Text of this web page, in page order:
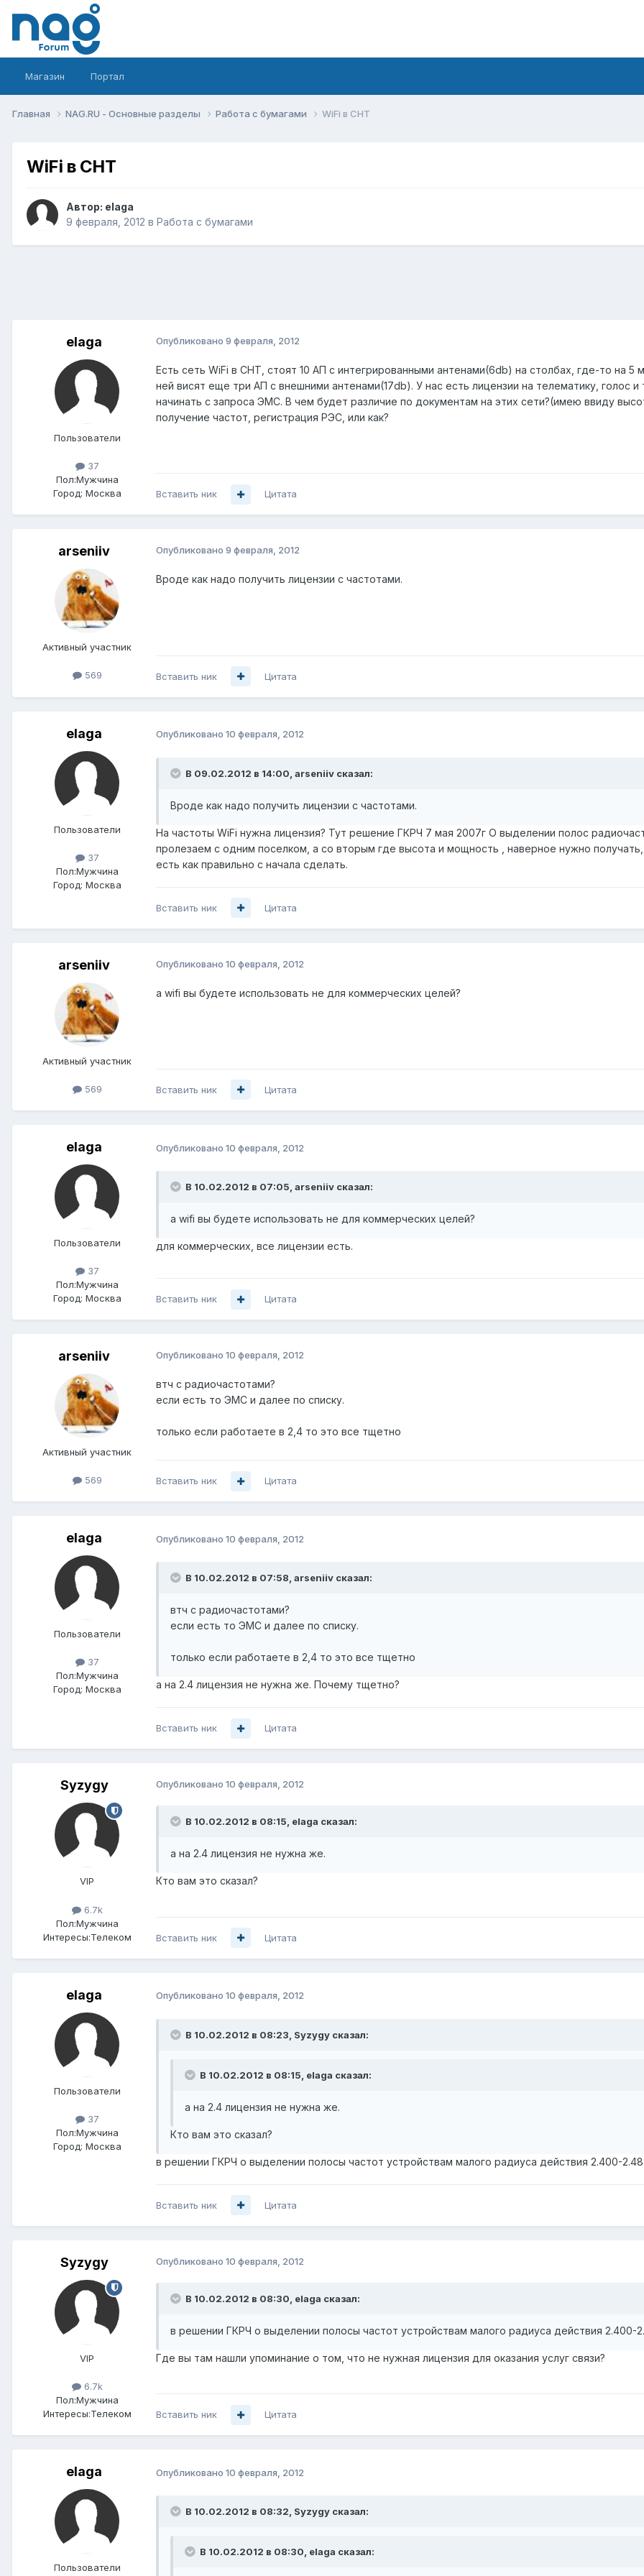
Магазин Портал
Главная NAG.RU - Основные разделы Работа с бумагами WiFi в СНТ
WiFi в СНТ
Автор: elaga
9 февраля, 2012 в Работа с бумагами
elaga
Пользователи
37
Пол:Мужчина
Город: Москва
Опубликовано 9 февраля, 2012
Есть сеть WiFi в СНТ, стоят 10 АП с интегрированными антенами(6db) на столбах, где-то на
ней висят еще три АП с внешними антенами(17db). У нас есть лицензии на телематику, голос
начинать с запроса ЭМС. В чем будет различие по документам на этих сети?(имею ввиду
получение частот, регистрация РЭС, или как?
Вставить ник Цитата
arseniiv
Активный участник
569
Опубликовано 9 февраля, 2012
Вроде как надо получить лицензии с частотами.
Вставить ник Цитата
elaga
Пользователи
37
Пол:Мужчина
Город: Москва
Опубликовано 10 февраля, 2012
В 09.02.2012 в 14:00, arseniiv сказал:
Вроде как надо получить лицензии с частотами.
На частоты WiFi нужна лицензия? Тут решение ГКРЧ 7 мая 2007г О выделении полос
пролезаем с одним поселком, а со вторым где высота и мощность , наверное нужно
есть как правильно с начала сделать.
Вставить ник Цитата
arseniiv
Активный участник
569
Опубликовано 10 февраля, 2012
а wifi вы будете использовать не для коммерческих целей?
Вставить ник Цитата
elaga
Пользователи
37
Пол:Мужчина
Город: Москва
Опубликовано 10 февраля, 2012
В 10.02.2012 в 07:05, arseniiv сказал:
а wifi вы будете использовать не для коммерческих целей?
для коммерческих, все лицензии есть.
Вставить ник Цитата
arseniiv
Активный участник
569
Опубликовано 10 февраля, 2012
втч с радиочастотами?
если есть то ЭМС и далее по списку.
только если работаете в 2,4 то это все тщетно
Вставить ник Цитата
elaga
Пользователи
37
Пол:Мужчина
Город: Москва
Опубликовано 10 февраля, 2012
В 10.02.2012 в 07:58, arseniiv сказал:
втч с радиочастотами?
если есть то ЭМС и далее по списку.
только если работаете в 2,4 то это все тщетно
а на 2.4 лицензия не нужна же. Почему тщетно?
Вставить ник Цитата
Syzygy
VIP
6.7k
Пол:Мужчина
Интересы:Телеком
Опубликовано 10 февраля, 2012
В 10.02.2012 в 08:15, elaga сказал:
а на 2.4 лицензия не нужна же.
Кто вам это сказал?
Вставить ник Цитата
elaga
Пользователи
37
Пол:Мужчина
Город: Москва
Опубликовано 10 февраля, 2012
В 10.02.2012 в 08:23, Syzygy сказал:
В 10.02.2012 в 08:15, elaga сказал:
а на 2.4 лицензия не нужна же.
Кто вам это сказал?
в решении ГКРЧ о выделении полосы частот устройствам малого радиуса действия 2.400-
Вставить ник Цитата
Syzygy
VIP
6.7k
Пол:Мужчина
Интересы:Телеком
Опубликовано 10 февраля, 2012
В 10.02.2012 в 08:30, elaga сказал:
в решении ГКРЧ о выделении полосы частот устройствам малого радиуса действия 2.400-
Где вы там нашли упоминание о том, что не нужная лицензия для оказания услуг связи?
Вставить ник Цитата
elaga
Пользователи
Опубликовано 10 февраля, 2012
В 10.02.2012 в 08:32, Syzygy сказал:
В 10.02.2012 в 08:30, elaga сказал: